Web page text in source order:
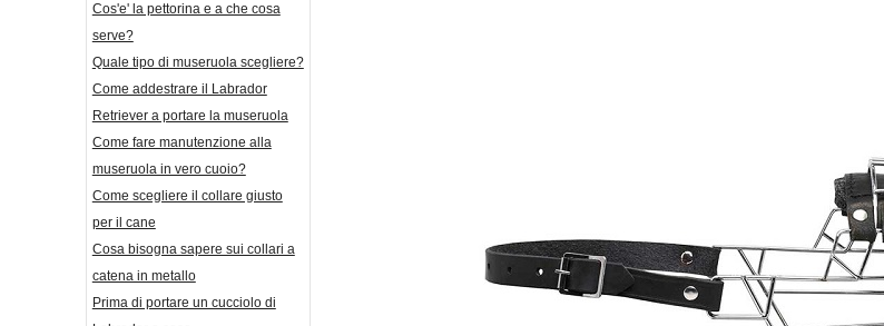
Cos'e' la pettorina e a che cosa
serve?
Quale tipo di museruola scegliere?
Come addestrare il Labrador
Retriever a portare la museruola
Come fare manutenzione alla
museruola in vero cuoio?
Come scegliere il collare giusto
per il cane
Cosa bisogna sapere sui collari a
catena in metallo
Prima di portare un cucciolo di